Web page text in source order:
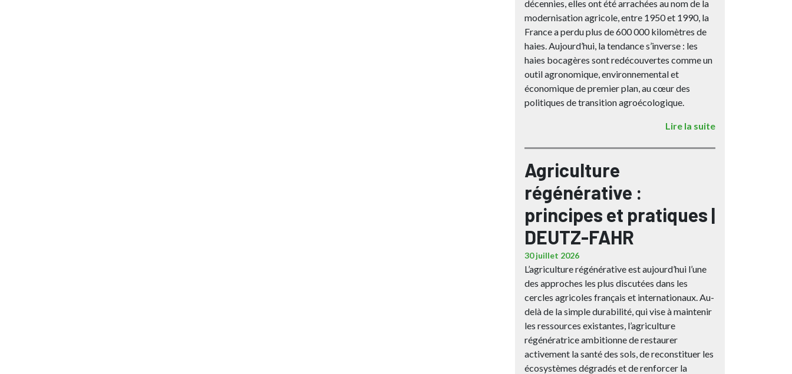
décennies, elles ont été arrachées au nom de la
modernisation agricole, entre 1950 et 1990, la
France a perdu plus de 600 000 kilomètres de
haies. Aujourd’hui, la tendance s’inverse : les
haies bocagères sont redécouvertes comme un
outil agronomique, environnemental et
économique de premier plan, au cœur des
politiques de transition agroécologique.
Lire la suite
Agriculture
régénérative :
principes et pratiques |
DEUTZ-FAHR
30 juillet 2026
L’agriculture régénérative est aujourd’hui l’une
des approches les plus discutées dans les
cercles agricoles français et internationaux. Au-
delà de la simple durabilité, qui vise à maintenir
les ressources existantes, l’agriculture
régénératrice ambitionne de restaurer
activement la santé des sols, de reconstituer les
écosystèmes dégradés et de renforcer la